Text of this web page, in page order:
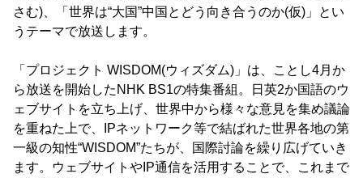
さむ)、「世界は“大国”中国とどう向き合うのか(仮)」とい
うテーマで放送します。
「プロジェクト WISDOM(ウィズダム)」は、ことし4月か
ら放送を開始したNHK BS1の特集番組。日英2か国語のウ
ェブサイトを立ち上げ、世界中から様々な意見を集め議論
を重ねた上で、IPネットワーク等で結ばれた世界各地の第
一級の知性“WISDOM”たちが、国際討論を繰り広げていき
ます。ウェブサイトやIP通信を活用することで、これまで